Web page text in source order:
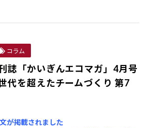
コラム
「かいぎんエコマガ」4月号
代を超えたチームづくり 第7
が掲載されました